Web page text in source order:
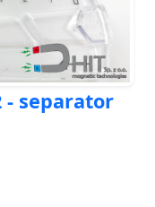
- separator